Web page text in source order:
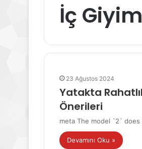
İç Giyim
23 Ağustos 2024
Yatakta
Önerileri
meta The model `2` does
Devamını Oku »